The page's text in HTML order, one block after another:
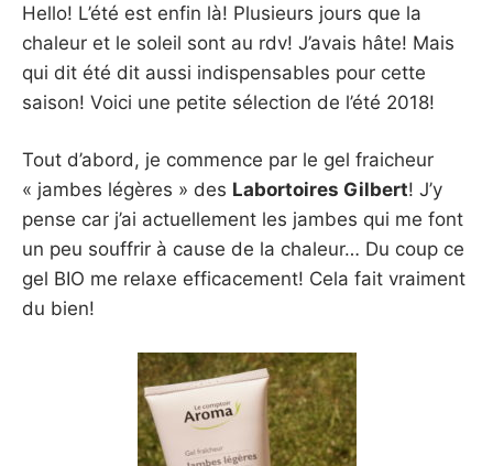
Hello! L’été est enfin là! Plusieurs jours que la
chaleur et le soleil sont au rdv! J’avais hâte! Mais
qui dit été dit aussi indispensables pour cette
saison! Voici une petite sélection de l’été 2018!
Tout d’abord, je commence par le gel fraicheur
« jambes légères » des Labortoires Gilbert! J’y
pense car j’ai actuellement les jambes qui me font
un peu souffrir à cause de la chaleur… Du coup ce
gel BIO me relaxe efficacement! Cela fait vraiment
du bien!